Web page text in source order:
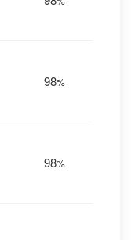
98%
98%